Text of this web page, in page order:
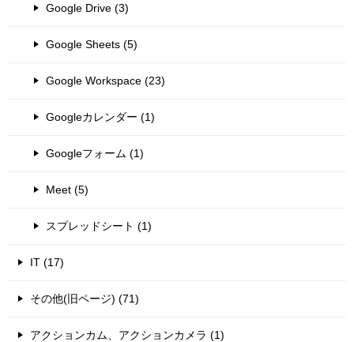
Google Drive (3)
Google Sheets (5)
Google Workspace (23)
Googleカレンダー (1)
Googleフォーム (1)
Meet (5)
スプレッドシート (1)
IT (17)
その他(旧ページ) (71)
アクションカム、アクションカメラ (1)